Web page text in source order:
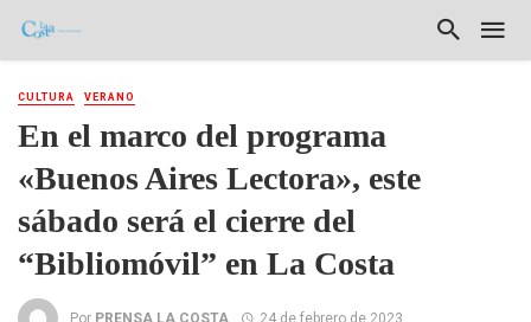
CULTURA VERANO
En el marco del programa
«Buenos Aires Lectora», este
sábado será el cierre del
“Bibliomóvil” en La Costa
Por PRENSA LA COSTA 24 de febrero de 2023